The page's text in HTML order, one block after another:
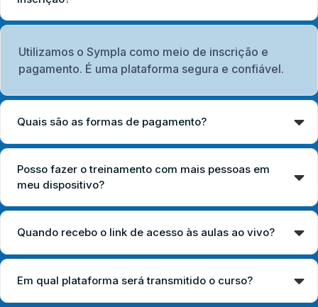
Utilizamos o Sympla como meio de inscrição e
pagamento. É uma plataforma segura e confiável.
Quais são as formas de pagamento?
Posso fazer o treinamento com mais pessoas em
meu dispositivo?
Quando recebo o link de acesso às aulas ao vivo?
Em qual plataforma será transmitido o curso?